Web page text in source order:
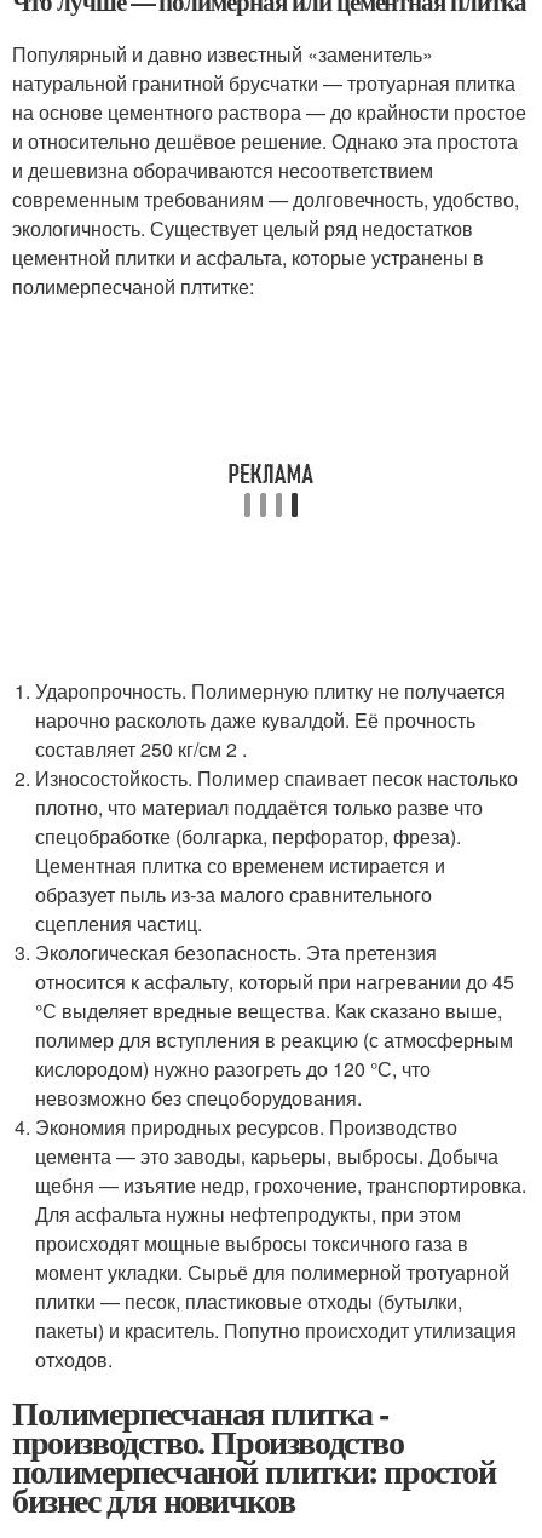
Популярный и давно известный «заменитель»
натуральной гранитной брусчатки — тротуарная плитка
на основе цементного раствора — до крайности простое
и относительно дешёвое решение. Однако эта простота
и дешевизна оборачиваются несоответствием
современным требованиям — долговечность, удобство,
экологичность. Существует целый ряд недостатков
цементной плитки и асфальта, которые устранены в
полимерпесчаной плтитке:
Ударопрочность. Полимерную плитку не получается
нарочно расколоть даже кувалдой. Её прочность
составляет 250 кг/см 2 .
Износостойкость. Полимер спаивает песок настолько
плотно, что материал поддаётся только разве что
спецобработке (болгарка, перфоратор, фреза).
Цементная плитка со временем истирается и
образует пыль из-за малого сравнительного
сцепления частиц.
Экологическая безопасность. Эта претензия
относится к асфальту, который при нагревании до 45
°С выделяет вредные вещества. Как сказано выше,
полимер для вступления в реакцию (с атмосферным
кислородом) нужно разогреть до 120 °С, что
невозможно без спецоборудования.
Экономия природных ресурсов. Производство
цемента — это заводы, карьеры, выбросы. Добыча
щебня — изъятие недр, грохочение, транспортировка.
Для асфальта нужны нефтепродукты, при этом
происходят мощные выбросы токсичного газа в
момент укладки. Сырьё для полимерной тротуарной
плитки — песок, пластиковые отходы (бутылки,
пакеты) и краситель. Попутно происходит утилизация
отходов.
Полимерпесчаная плитка -
производство. Производство
полимерпесчаной плитки: простой
бизнес для новичков